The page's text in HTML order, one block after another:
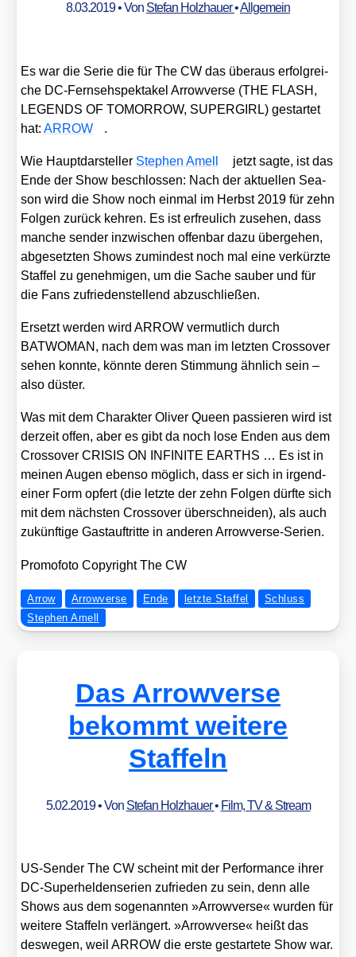
8.03.2019• Von Stefan Holzhauer•Allgemein
Es war die Serie die für The CW das über­aus erfolg­rei­
che DC-Fern­seh­spek­ta­kel Arro­w­ver­se (THE FLASH,
LEGENDS OF TOMORROW, SUPERGIRL) gestar­tet
hat:ARROW .
Wie Haupt­dar­stel­ler Ste­phen Amell
jetzt sag­te, ist das
Ende der Show beschlos­sen: Nach der aktu­el­len Sea­
son wird die Show noch ein­mal im Herbst 2019 für zehn
Fol­gen zurück keh­ren. Es ist erfreu­lich zuse­hen, dass
man­che sen­der inzwi­schen offen­bar dazu über­ge­hen,
abge­setz­ten Shows zumin­dest noch mal eine ver­kürz­te
Staf­fel zu geneh­mi­gen, um die Sache sau­ber und für
die Fans zufrie­den­stel­lend abzu­schlie­ßen.
Ersetzt wer­den wird ARROW ver­mut­lich durch
BATWOMAN, nach dem was man im letz­ten Cross­over
sehen konn­te, könn­te deren Stim­mung ähn­lich sein –
also düs­ter.
Was mit dem Cha­rak­ter Oli­ver Queen pas­sie­ren wird ist
der­zeit offen, aber es gibt da noch lose Enden aus dem
Cross­over CRISIS ON INFINITE EARTHS … Es ist in
mei­nen Augen eben­so mög­lich, dass er sich in irgend­
ei­ner Form opfert (die letz­te der zehn Fol­gen dürf­te sich
mit dem nächs­ten Cross­over über­schnei­den), als auch
zukünf­ti­ge Gast­auf­trit­te in ande­ren Arro­w­ver­se-Seri­en.
Pro­mo­fo­to Copy­right The CW
Arrow Arrowverse Ende letzte Staffel
Schluss
Stephen Amell
Das Arrowverse
bekommt weitere
Staffeln
5.02.2019• Von Stefan Holzhauer• Film, TV & Stream
US-Sen­der The CW scheint mit der Per­for­mance ihrer
DC-Super­hel­den­se­ri­en zufrie­den zu sein, denn alle
Shows aus dem soge­nann­ten »Arro­w­ver­se« wur­den für
wei­te­re Staf­feln ver­län­gert. »Arro­w­ver­se« heißt das
des­we­gen, weil ARROW die ers­te gestar­te­te Show war.